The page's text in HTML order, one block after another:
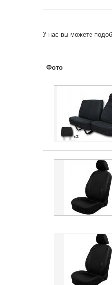
У нас вы можете
Фото